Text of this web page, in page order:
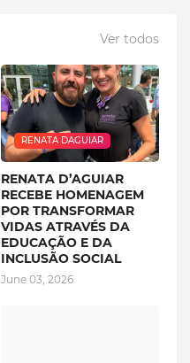
Ver todos
RENATA DAGUIAR
RENATA D’AGUIAR
RECEBE HOMENAGEM
POR TRANSFORMAR
VIDAS ATRAVÉS DA
EDUCAÇÃO E DA
INCLUSÃO SOCIAL
June 03, 2026